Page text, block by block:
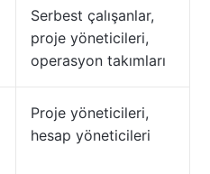
Serbest çalışanlar,
proje yöneticileri,
operasyon takımları
Proje yöneticileri,
hesap yöneticileri